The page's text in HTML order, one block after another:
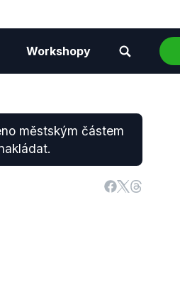
Workshopy
městským částem